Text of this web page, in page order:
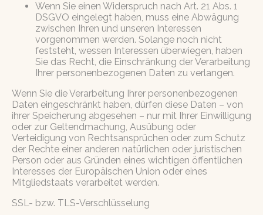
Wenn Sie einen Widerspruch nach Art. 21 Abs. 1
DSGVO eingelegt haben, muss eine Abwägung
zwischen Ihren und unseren Interessen
vorgenommen werden. Solange noch nicht
feststeht, wessen Interessen überwiegen, haben
Sie das Recht, die Einschränkung der Verarbeitung
Ihrer personenbezogenen Daten zu verlangen.
Wenn Sie die Verarbeitung Ihrer personenbezogenen
Daten eingeschränkt haben, dürfen diese Daten – von
ihrer Speicherung abgesehen – nur mit Ihrer Einwilligung
oder zur Geltendmachung, Ausübung oder
Verteidigung von Rechtsansprüchen oder zum Schutz
der Rechte einer anderen natürlichen oder juristischen
Person oder aus Gründen eines wichtigen öffentlichen
Interesses der Europäischen Union oder eines
Mitgliedstaats verarbeitet werden.
SSL- bzw. TLS-Verschlüsselung